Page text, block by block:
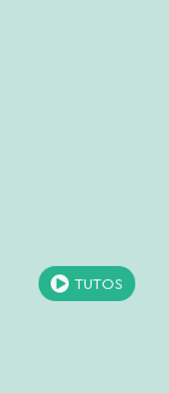
TUTOS